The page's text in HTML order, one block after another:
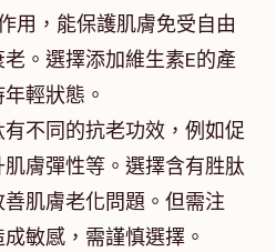
用，能保護肌膚免受自由
。選擇添加維生素E的產
輕狀態。
不同的抗老功效，例如促
膚彈性等。選擇含有胜肽
肌膚老化問題。但需注
敏感，需謹慎選擇。